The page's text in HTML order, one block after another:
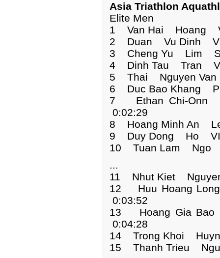
Asia Triathlon
Elite Men
1 Van Hai Hoang
2 Duan Vu Dinh
3 Cheng Yu Lim
4 Dinh Tau Tran
5 Thai Nguyen
6 Duc Bao Khang
7 Ethan Chi-
0:02:29
8 Hoang Minh An
9 Duy Dong Ho
10 Tuan Lam Ngo
...
11 Nhut Kiet
12 Huu Hoang
0:03:52
13 Hoang Gia
0:04:28
14 Trong Khoi
15 Thanh Trieu